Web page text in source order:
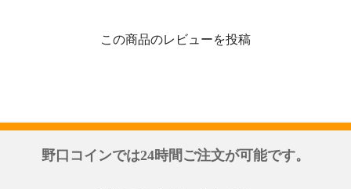
この商品のレビューを投稿
野口コインでは24時間ご注文が可能です。